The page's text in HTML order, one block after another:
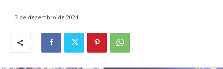
3 de dezembro de 2024